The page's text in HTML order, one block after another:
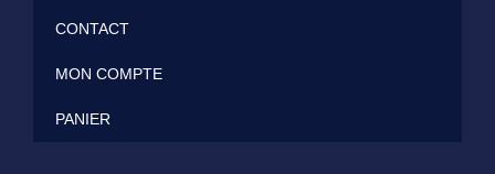
CONTACT
MON COMPTE
PANIER